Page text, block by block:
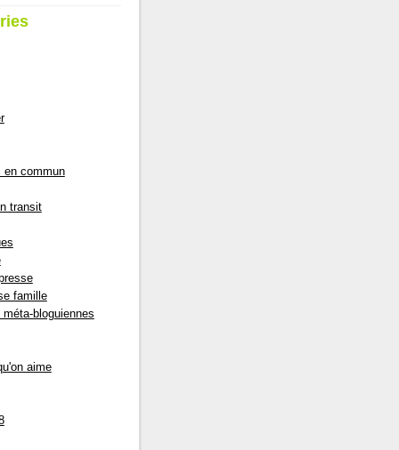
en commun
transit
famille
méta-bloguiennes
aime